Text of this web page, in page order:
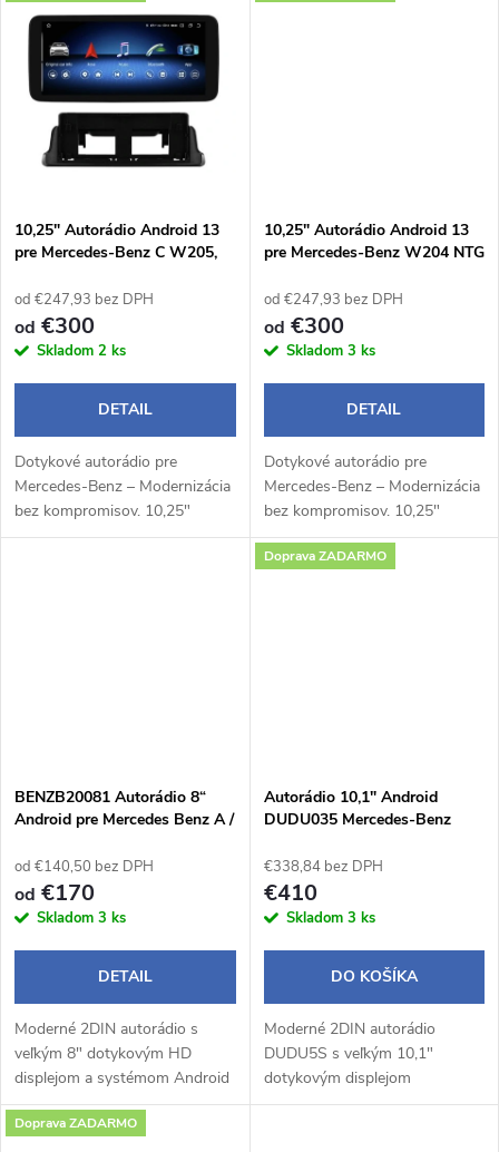
k
o
jazdy. Bezdrôtové Apple
CarPlay a Android Auto...
10,25" Autorádio Android 13
pre Mercedes-Benz C W205,
od €247,93 bez DPH
od €300
Skladom 2 ks
DETAIL
Dotykové autorádio pre
Mercedes-Benz – Modernizácia
bez kompromisov. 10,25"
kapacitný dotykový displej –
10,25" Autorádio Android 13
pre Mercedes-Benz W204 NTG
od €247,93 bez DPH
od €300
Skladom 3 ks
DETAIL
Dotykové autorádio pre
Mercedes-Benz – Modernizácia
bez kompromisov. 10,25"
kapacitný dotykový displej –
prehľadný a rýchly systém s
BENZB20081 Autorádio 8“
Android pre Mercedes Benz A /
od €140,50 bez DPH
od €170
Skladom 3 ks
DETAIL
Moderné 2DIN autorádio s
veľkým 8" dotykovým HD
displejom a systémom Android
14 prináša pohodlné a
inteligentné ovládanie počas
Doprava ZADARMO
Autorádio 10,1" Android
DUDU035 Mercedes-Benz
€338,84 bez DPH
€410
Skladom 3 ks
DO KOŠÍKA
Moderné 2DIN autorádio
DUDU5S s veľkým 10,1"
dotykovým displejom
1280×720 px a praktickým
Doprava ZADARMO